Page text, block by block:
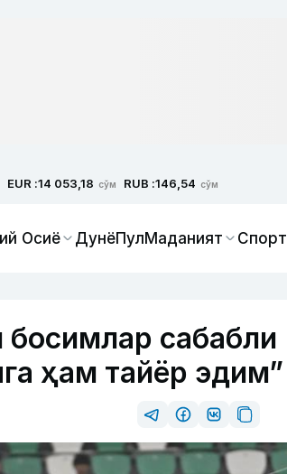
EUR :14 053,18 сўм RUB :146,54 сўм
Осиё ДунёПулМаданият Спорт
сабабли
ҳам тайёр эдим”